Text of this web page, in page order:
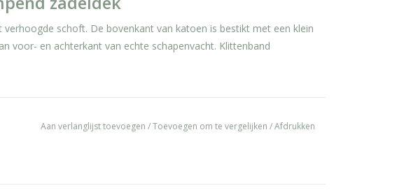
schoft. De bovenkant van katoen is bestikt met een klein
voor- en achterkant van echte schapenvacht. Klittenband
Aan verlanglijst toevoegen /Toevoegen om te vergelijken /Afdrukken